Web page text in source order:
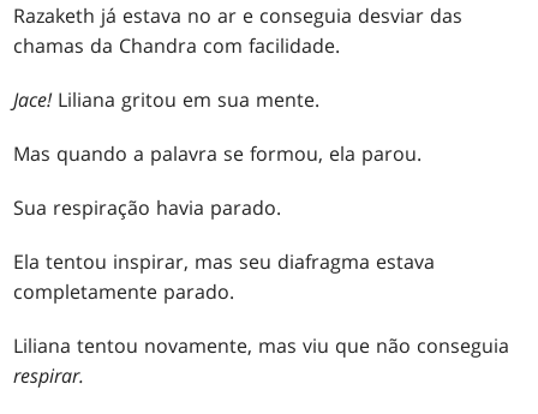
Razaketh já estava no ar e conseguia desviar das
chamas da Chandra com facilidade.
Jace! Liliana gritou em sua mente.
Mas quando a palavra se formou, ela parou.
Sua respiração havia parado.
Ela tentou inspirar, mas seu diafragma estava
completamente parado.
Liliana tentou novamente, mas viu que não conseguia
respirar.